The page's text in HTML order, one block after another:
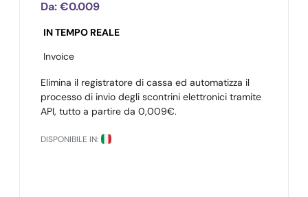
Da:€0.009
IN TEMPO REALE
Invoice
Elimina il registratore di cassa ed automatizza il
processo di invio degli scontrini elettronici tramite
API, tutto a partire da 0,009€.
DISPONIBILE IN: